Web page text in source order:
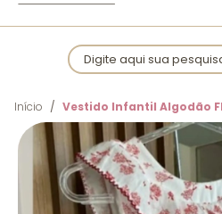
Digite aqui sua
Início Vestido Infantil Algodão